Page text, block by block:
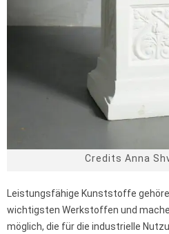
Credits Anna
Leistungsfähige Kunststoffe
wichtigsten Werkstoffen und
möglich, die für die industrielle